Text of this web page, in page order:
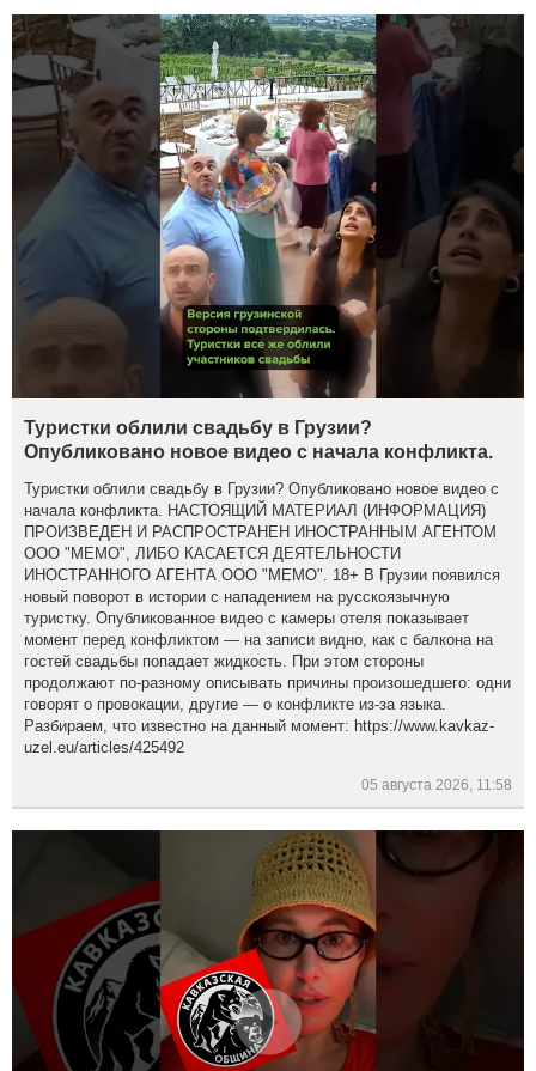
Туристки облили свадьбу в Грузии?
Опубликовано новое видео с начала конфликта.
Туристки облили свадьбу в Грузии? Опубликовано новое видео с
начала конфликта. НАСТОЯЩИЙ МАТЕРИАЛ (ИНФОРМАЦИЯ)
ПРОИЗВЕДЕН И РАСПРОСТРАНЕН ИНОСТРАННЫМ АГЕНТОМ
ООО "МЕМО", ЛИБО КАСАЕТСЯ ДЕЯТЕЛЬНОСТИ
ИНОСТРАННОГО АГЕНТА ООО "МЕМО". 18+ В Грузии появился
новый поворот в истории с нападением на русскоязычную
туристку. Опубликованное видео с камеры отеля показывает
момент перед конфликтом — на записи видно, как с балкона на
гостей свадьбы попадает жидкость. При этом стороны
продолжают по-разному описывать причины произошедшего: одни
говорят о провокации, другие — о конфликте из-за языка.
Разбираем, что известно на данный момент: https://www.kavkaz-
uzel.eu/articles/425492
05 августа 2026, 11:58